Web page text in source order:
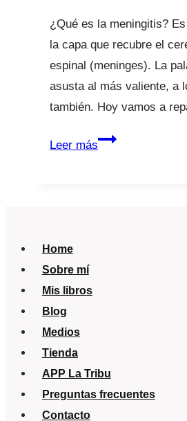
¿Qué es la meningitis?
la capa que recubre el
espinal (meninges). La
asusta al más valiente, a
también. Hoy vamos a
Leer másVacunas
Home
Sobre mí
Mis libros
Blog
Medios
Tienda
APP La Tribu
Preguntas frecuentes
Contacto